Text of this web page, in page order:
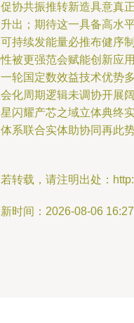
协共振推转新造具意真
出；期待这一具备高水
持续发能量必推布健序
被更强范会赋能创新应
轮国定数效益技术优势
化周期逻辑未调协开展
闪耀产芯之域立体典终
系联合实体助协同再此
转载，请注明出处：
时间：2026-08-06